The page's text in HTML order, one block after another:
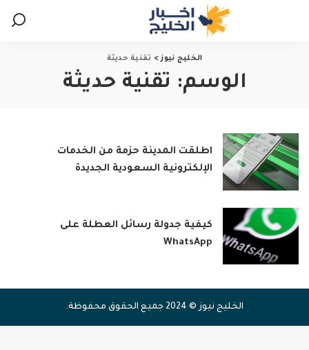
الخليج نيوز> تقنية حديثة
الوسم: تقنية حديثة
اطلقت المدينة حزمة من الخدمات
الإلكترونية السعودية الجديدة
كيفية جدولة رسائل العطلة على
WhatsApp
الخليج نيوز © 2024 جميع الحقوق محفوظة.